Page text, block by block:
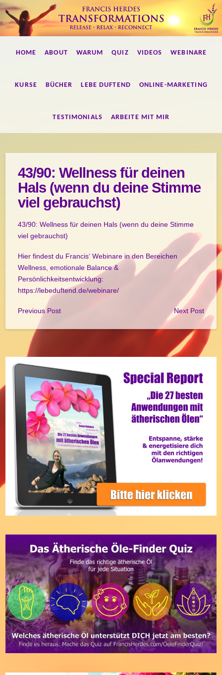
Herdes
HOME ABOUT WARUM QUIZ VIDEOS WEBINARE
KURSE BÜCHER LEBE DUFTEND ONLINE-MARKETING
TESTIMONIALS ARBEITE MIT MIR
43/90: Wellness für deinen
Hals (wenn du deine Stimme
viel gebrauchst)
43/90: Wellness für deinen Hals (wenn du deine Stimme
viel gebrauchst)
Hier findest du Francis‘ Webinare in den Bereichen
Wellness, emotionale Balance &
Persönlichkeitsentwicklung:
https://lebeduftend.de/webinare/
Previous Post Next Post